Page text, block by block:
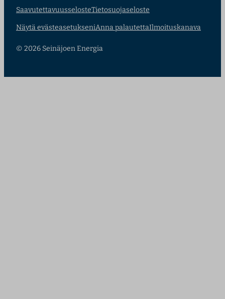
SaavutettavuusselosteTietosuojaseloste
Näytä evästeasetukseniAnna palautettaIlmoituskanava
© 2026 Seinäjoen Energia